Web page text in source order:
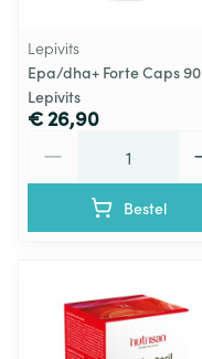
Lepivits
Epa/dha+ Forte Caps 90
Lepivits
€ 26,90
Bestel